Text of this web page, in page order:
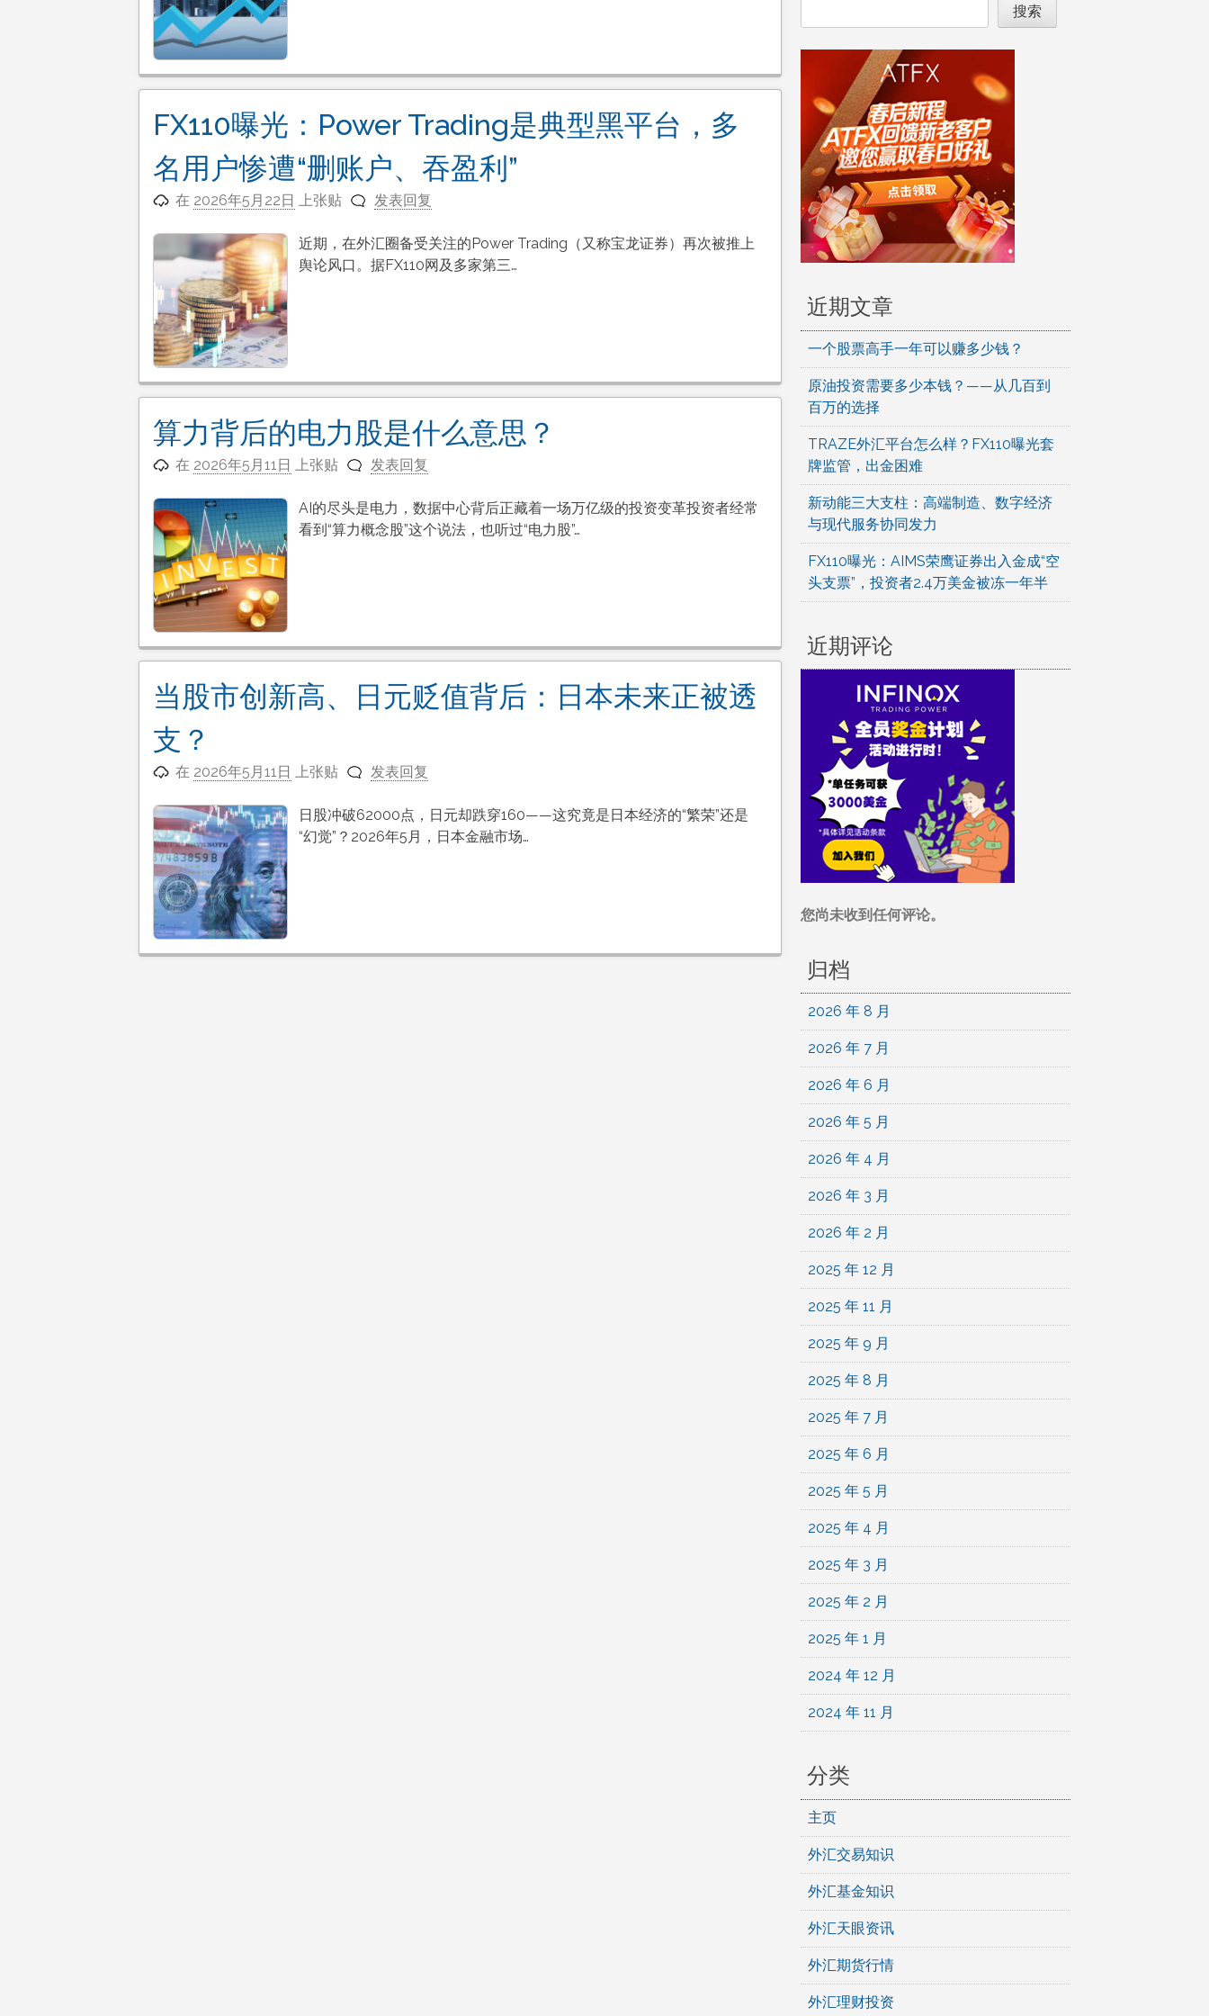
FX110曝光：Power Trading是典型黑平台，多
名用户惨遭“删账户、吞盈利”
在 2026年5月22日 上张贴 发表回复
近期，在外汇圈备受关注的Power Trading（又称宝龙证券）再次被推上
舆论风口。据FX110网及多家第三…
算力背后的电力股是什么意思？
在 2026年5月11日 上张贴 发表回复
AI的尽头是电力，数据中心背后正藏着一场万亿级的投资变革投资者经常
看到“算力概念股”这个说法，也听过“电力股”…
当股市创新高、日元贬值背后：日本未来正被透
支？
在 2026年5月11日 上张贴 发表回复
日股冲破62000点，日元却跌穿160——这究竟是日本经济的“繁荣”还是
“幻觉”？2026年5月，日本金融市场…
搜索
近期文章
一个股票高手一年可以赚多少钱？
原油投资需要多少本钱？——从几百到
百万的选择
TRAZE外汇平台怎么样？FX110曝光套
牌监管，出金困难
新动能三大支柱：高端制造、数字经济
与现代服务协同发力
FX110曝光：AIMS荣鹰证券出入金成“空
头支票”，投资者2.4万美金被冻一年半
近期评论
您尚未收到任何评论。
归档
2026 年 8 月
2026 年 7 月
2026 年 6 月
2026 年 5 月
2026 年 4 月
2026 年 3 月
2026 年 2 月
2025 年 12 月
2025 年 11 月
2025 年 9 月
2025 年 8 月
2025 年 7 月
2025 年 6 月
2025 年 5 月
2025 年 4 月
2025 年 3 月
2025 年 2 月
2025 年 1 月
2024 年 12 月
2024 年 11 月
分类
主页
外汇交易知识
外汇基金知识
外汇天眼资讯
外汇期货行情
外汇理财投资